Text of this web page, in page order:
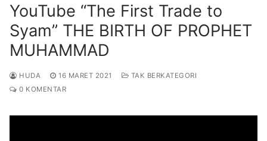
YouTube “The First Trade to
Syam” THE BIRTH OF PROPHET
MUHAMMAD
HUDA 16 MARET 2021
TAK BERKATEGORI
0 KOMENTAR